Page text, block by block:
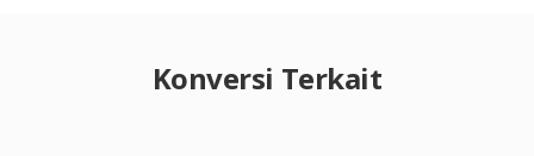
Konversi Terkait